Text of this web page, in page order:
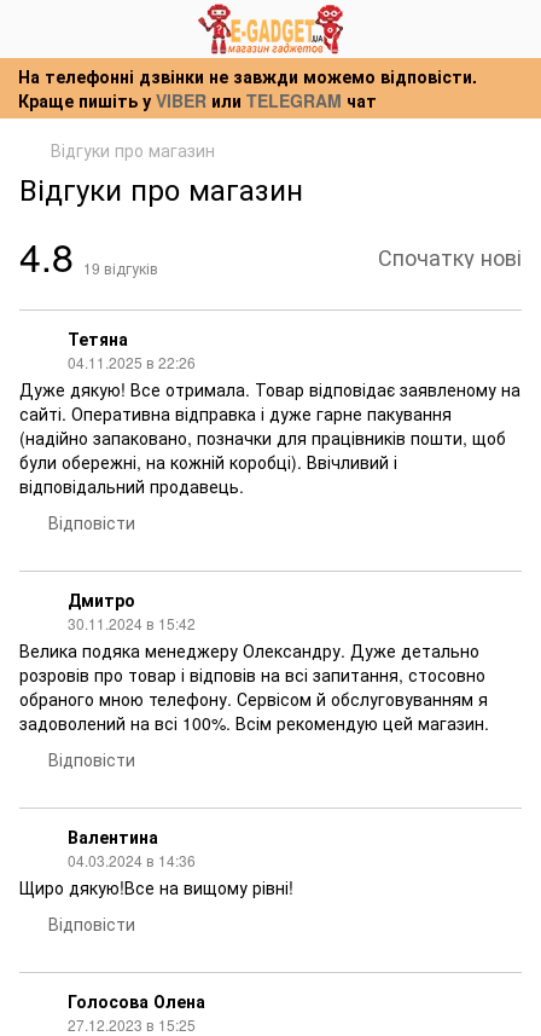
На телефонні дзвінки не завжди можемо відповісти.
Краще пишіть у VIBER или TELEGRAM чат
Відгуки про магазин
Відгуки про магазин
4.8 19 відгуків Спочатку нові
Тетяна
04.11.2025 в 22:26
Дуже дякую! Все отримала. Товар відповідає заявленому на
сайті. Оперативна відправка і дуже гарне пакування
(надійно запаковано, позначки для працівників пошти, щоб
були обережні, на кожній коробці). Ввічливий і
відповідальний продавець.
Відповісти
Дмитро
30.11.2024 в 15:42
Велика подяка менеджеру Олександру. Дуже детально
розровів про товар і відповів на всі запитання, стосовно
обраного мною телефону. Сервісом й обслуговуванням я
задоволений на всі 100%. Всім рекомендую цей магазин.
Відповісти
Валентина
04.03.2024 в 14:36
Щиро дякую!Все на вищому рівні!
Відповісти
Голосова Олена
27.12.2023 в 15:25